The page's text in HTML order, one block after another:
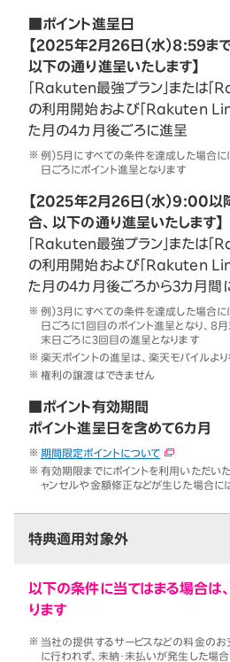
■ポイント進呈日
【2025年2月26日（水）8:59ま
以下の通り進呈いたします】
「Rakuten最強プラン」または
の利用開始および「Rakuten
た月の4カ月後ごろに進呈
例）5月にすべての条件を達成した場合
日ごろにポイント進呈となります
【2025年2月26日（水）9:00以
合、以下の通り進呈いたします】
「Rakuten最強プラン」または
の利用開始および「Rakuten
た月の4カ月後ごろから3カ月間
例）3月にすべての条件を達成した場合
日ごろに1回目のポイント進呈となり、8
末日ごろに3回目の進呈となります
楽天ポイントの進呈は、楽天モバイルよ
権利の譲渡はできません
■ポイント有効期間
ポイント進呈日を含めて6カ月
期間限定ポイントについて
有効期限までにポイントを利用いただい
ャンセルや金額修正などが生じた場合に
特典適用対象外
以下の条件に当てはまる場合は
ります
当社の提供するサービスなどの料金の
に行われず、未納・未払いが発生した場合